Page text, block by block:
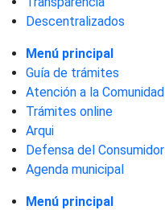
Descentralizados
Menú principal
Guía de trámites
Atención a la Comunidad
Trámites online
Arqui
Defensa del Consumidor
Agenda municipal
Menú principal